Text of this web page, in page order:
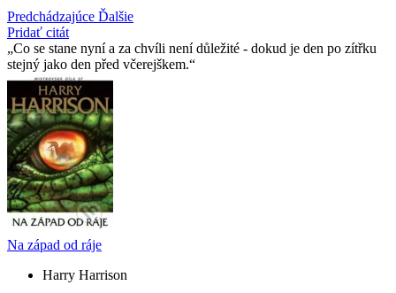
Predchádzajúce Ďalšie
Pridať citát
Co se stane nyní a za chvíli není důležité - dokud je den po zítřku
stejný jako den před včerejškem.
Na západ od ráje
Harry Harrison